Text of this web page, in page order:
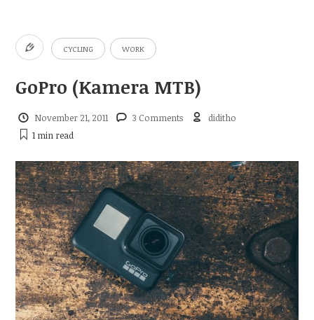
CYCLING WORK
GoPro (Kamera MTB)
November 21, 2011 3 Comments
diditho
1 minread